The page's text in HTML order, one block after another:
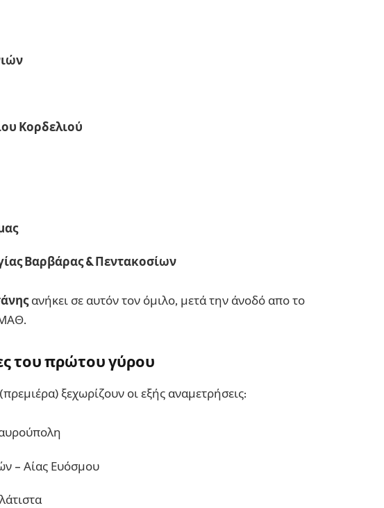
Κορδελιού
Βαρβάρας & Πεντακοσίων
ανήκει σε αυτόν τον όμιλο, μετά την άνοδό απο το
του πρώτου γύρου
ξεχωρίζουν οι εξής αναμετρήσεις:
– Αίας Ευόσμου